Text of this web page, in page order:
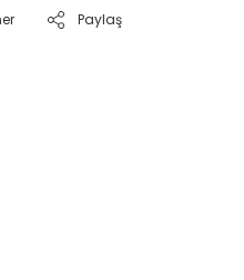
Paylaş